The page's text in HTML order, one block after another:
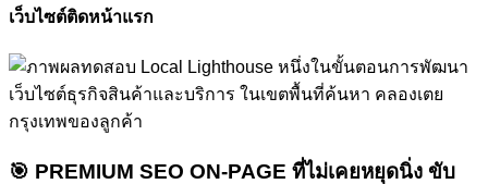
เว็บไซต์ติดหน้าแรก
🎯 PREMIUM SEO ON-PAGE ที่ไม่เคยหยุดนิ่ง ขับ